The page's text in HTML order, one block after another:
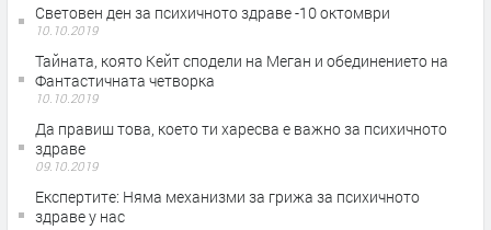
Световен ден за психичното здраве -10 октомври
10.10.2019
Тайната, която Кейт сподели на Меган и обединението на
Фантастичната четворка
10.10.2019
Да правиш това, което ти харесва е важно за психичното
здраве
09.10.2019
Експертите: Няма механизми за грижа за психичното
здраве у нас